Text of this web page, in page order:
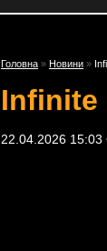
Головна » Новини »
Infinite
22.04.2026 15:03